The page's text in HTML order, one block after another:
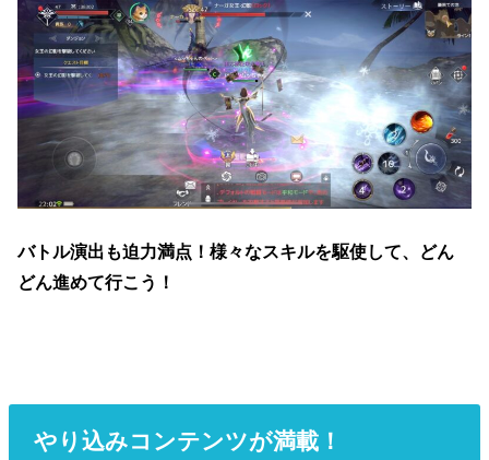
バトル演出も迫力満点！様々なスキルを駆使して、どん
どん進めて行こう！
やり込みコンテンツが満載！